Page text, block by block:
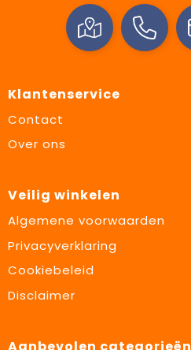
Klantenservice
Contact
Over ons
Veilig winkelen
Algemene voorwaarden
Privacyverklaring
Cookiebeleid
Disclaimer
Aanbevolen categorieën